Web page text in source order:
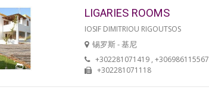
LIGARIES ROOMS
IOSIF DIMITRIOU RIGOUTSOS
锡罗斯 - 基尼
+302281071419 , +306986115567
+302281071118